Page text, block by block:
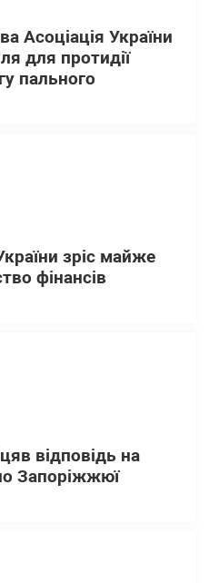
Асоціація України
для протидії
пального
зріс майже
фінансів
відповідь на
Запоріжжюї